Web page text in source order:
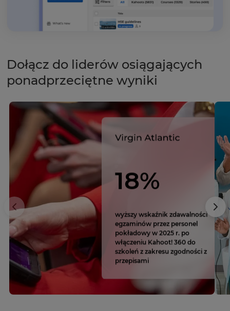
Dołącz do liderów osiągających
ponadprzeciętne wyniki
18%
wyższy wskaźnik zdawalności
egzaminów przez personel
pokładowy w 2025 r. po
włączeniu Kahoot! 360 do
szkoleń z zakresu zgodności z
przepisami